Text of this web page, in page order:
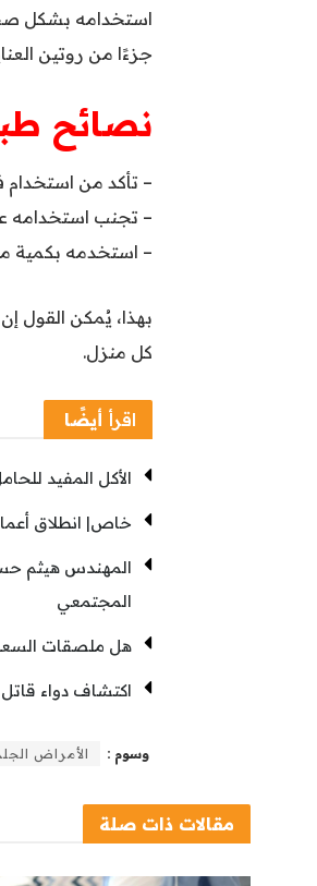
استخدامه بشكل
جزءًا من روتين
نصائح
– تأكد من استخدام
– تجنب استخدامه
– استخدمه بكمية
بهذا، يُمكن القول إن
كل منزل.
اقرأ أيضًا
الأكل المفيد
خاص| انطلاق
المهندس هيثم
المجتمعي
هل ملصقات
اكتشاف دواء
وسوم : الأمراض
مقالاتذات صلة